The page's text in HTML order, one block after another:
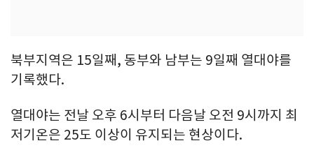
북부지역은 15일째, 동부와 남부는 9일째 열대야를
기록했다.
열대야는 전날 오후 6시부터 다음날 오전 9시까지 최
저기온은 25도 이상이 유지되는 현상이다.